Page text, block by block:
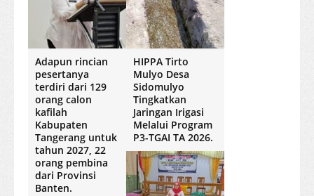
Adapun rincian
pesertanya
terdiri dari 129
orang calon
kafilah
Kabupaten
Tangerang untuk
tahun 2027, 22
orang pembina
dari Provinsi
Banten.
HIPPA Tirto
Mulyo Desa
Sidomulyo
Tingkatkan
Jaringan Irigasi
Melalui Program
P3-TGAI TA 2026.